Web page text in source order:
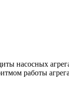
работы